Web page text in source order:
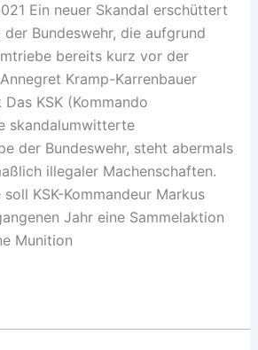
Ein neuer Skandal erschüttert
Bundeswehr, die aufgrund
bereits kurz vor der
Kramp-Karrenbauer
KSK (Kommando
skandalumwitterte
der Bundeswehr, steht abermals
illegaler Machenschaften.
KSK-Kommandeur Markus
Jahr eine Sammelaktion
Munition